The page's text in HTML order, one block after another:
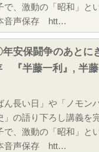
で、激動の「昭和」
音声保存 htt…
安保闘争のあとに
『半藤一利』, 半
ん長い日」や「ノモ
」の語り下ろし講義を
で、激動の「昭和」
音声保存 htt…